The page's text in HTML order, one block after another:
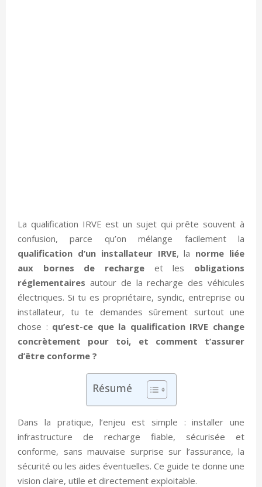
La qualification IRVE est un sujet qui prête souvent à
confusion, parce qu’on mélange facilement la
qualification d’un installateur IRVE, la norme liée
aux bornes de recharge et les obligations
réglementaires autour de la recharge des véhicules
électriques. Si tu es propriétaire, syndic, entreprise ou
installateur, tu te demandes sûrement surtout une
chose : qu’est-ce que la qualification IRVE change
concrètement pour toi, et comment t’assurer
d’être conforme ?
Résumé
Dans la pratique, l’enjeu est simple : installer une
infrastructure de recharge fiable, sécurisée et
conforme, sans mauvaise surprise sur l’assurance, la
sécurité ou les aides éventuelles. Ce guide te donne une
vision claire, utile et directement exploitable.